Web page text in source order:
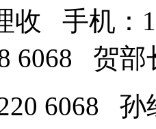
收 手机：
6068 贺部
6068